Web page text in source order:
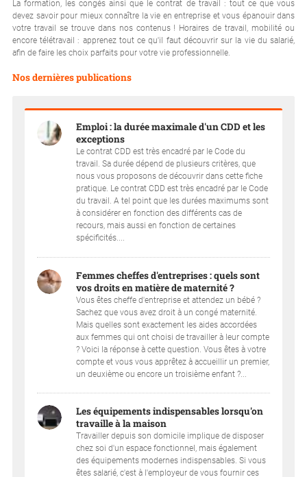
La formation, les congés ainsi que le contrat de travail : tout ce que vous
devez savoir pour mieux connaître la vie en entreprise et vous épanouir dans
votre travail se trouve dans nos contenus ! Horaires de travail, mobilité ou
encore télétravail : apprenez tout ce qu'il faut découvrir sur la vie du salarié,
afin de faire les choix parfaits pour votre vie professionnelle.
Nos dernières publications
Emploi : la durée maximale d'un CDD et les
exceptions
Le contrat CDD est très encadré par le Code du
travail. Sa durée dépend de plusieurs critères, que
nous vous proposons de découvrir dans cette fiche
pratique. Le contrat CDD est très encadré par le Code
du travail. A tel point que les durées maximums sont
à considérer en fonction des différents cas de
recours, mais aussi en fonction de certaines
spécificités....
Femmes cheffes d'entreprises : quels sont
vos droits en matière de maternité ?
Vous êtes cheffe d'entreprise et attendez un bébé ?
Sachez que vous avez droit à un congé maternité.
Mais quelles sont exactement les aides accordées
aux femmes qui ont choisi de travailler à leur compte
? Voici la réponse à cette question. Vous êtes à votre
compte et vous vous apprêtez à accueillir un premier,
un deuxième ou encore un troisième enfant ?...
Les équipements indispensables lorsqu'on
travaille à la maison
Travailler depuis son domicile implique de disposer
chez soi d'un espace fonctionnel, mais également
des équipements modernes indispensables. Si vous
êtes salarié, c'est à l'employeur de vous fournir ces